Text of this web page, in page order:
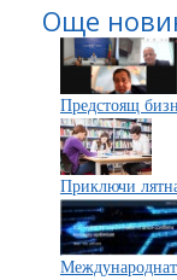
Още
Предстоящ
Приключи